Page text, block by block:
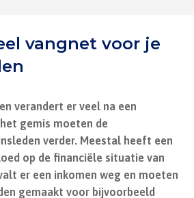
vangnet voor je
verandert er veel na een
gemis moeten de
verder. Meestal heeft een
op de financiële situatie van
er een inkomen weg en moeten
gemaakt voor bijvoorbeeld